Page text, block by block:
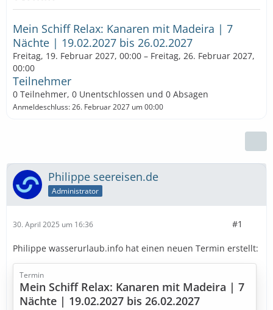
Mein Schiff Relax: Kanaren mit Madeira | 7
Nächte | 19.02.2027 bis 26.02.2027
Freitag, 19. Februar 2027, 00:00 – Freitag, 26. Februar 2027,
00:00
Teilnehmer
0 Teilnehmer, 0 Unentschlossen und 0 Absagen
Anmeldeschluss: 26. Februar 2027 um 00:00
Philippe seereisen.de
Administrator
30. April 2025 um 16:36 #1
Philippe wasserurlaub.info hat einen neuen Termin erstellt:
Termin
Mein Schiff Relax: Kanaren mit Madeira | 7
Nächte | 19.02.2027 bis 26.02.2027